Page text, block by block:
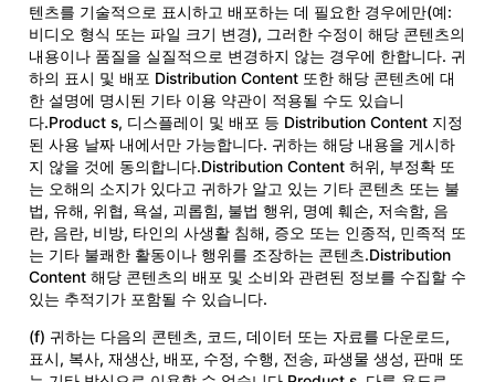
텐츠를 기술적으로 표시하고 배포하는 데 필요한 경우에만(예:
비디오 형식 또는 파일 크기 변경), 그러한 수정이 해당 콘텐츠의
내용이나 품질을 실질적으로 변경하지 않는 경우에 한합니다. 귀
하의 표시 및 배포 Distribution Content 또한 해당 콘텐츠에 대
한 설명에 명시된 기타 이용 약관이 적용될 수도 있습니
다.Product s, 디스플레이 및 배포 등 Distribution Content 지정
된 사용 날짜 내에서만 가능합니다. 귀하는 해당 내용을 게시하
지 않을 것에 동의합니다.Distribution Content 허위, 부정확 또
는 오해의 소지가 있다고 귀하가 알고 있는 기타 콘텐츠 또는 불
법, 유해, 위협, 욕설, 괴롭힘, 불법 행위, 명예 훼손, 저속함, 음
란, 음란, 비방, 타인의 사생활 침해, 증오 또는 인종적, 민족적 또
는 기타 불쾌한 활동이나 행위를 조장하는 콘텐츠.Distribution
Content 해당 콘텐츠의 배포 및 소비와 관련된 정보를 수집할 수
있는 추적기가 포함될 수 있습니다.
(f) 귀하는 다음의 콘텐츠, 코드, 데이터 또는 자료를 다운로드,
표시, 복사, 재생산, 배포, 수정, 수행, 전송, 파생물 생성, 판매 또